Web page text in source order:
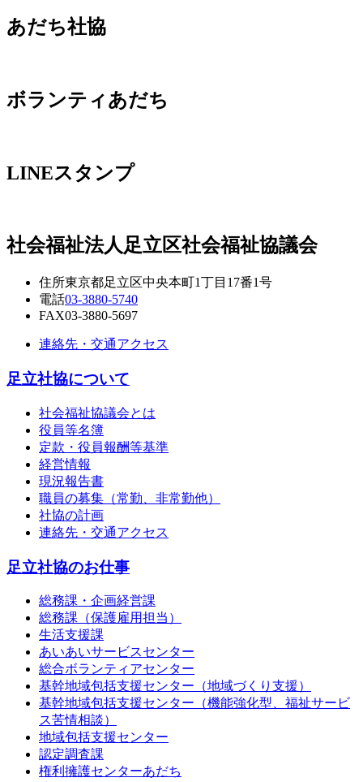
あだち社協
ボランティあだち
LINEスタンプ
社会福祉法人足立区社会福祉協議会
住所東京都足立区中央本町1丁目17番1号
電話03-3880-5740
FAX03-3880-5697
連絡先・交通アクセス
足立社協について
社会福祉協議会とは
役員等名簿
定款・役員報酬等基準
経営情報
現況報告書
職員の募集（常勤、非常勤他）
社協の計画
連絡先・交通アクセス
足立社協のお仕事
総務課・企画経営課
総務課（保護雇用担当）
生活支援課
あいあいサービスセンター
総合ボランティアセンター
基幹地域包括支援センター（地域づくり支援）
基幹地域包括支援センター（機能強化型、福祉サービ
ス苦情相談）
地域包括支援センター
認定調査課
権利擁護センターあだち